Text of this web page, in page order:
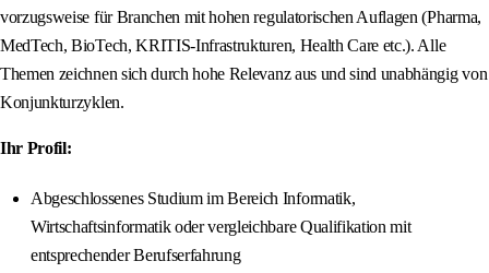
vorzugsweise für Branchen mit hohen regulatorischen Auflagen (Pharma,
MedTech, BioTech, KRITIS-Infrastrukturen, Health Care etc.). Alle
Themen zeichnen sich durch hohe Relevanz aus und sind unabhängig von
Konjunkturzyklen.
Ihr Profil:
Abgeschlossenes Studium im Bereich Informatik,
Wirtschaftsinformatik oder vergleichbare Qualifikation mit
entsprechender Berufserfahrung